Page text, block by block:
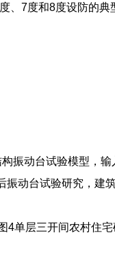
、7度和8度设防的
振动台试验模型，
动台试验研究，建
4单层三开间农村住